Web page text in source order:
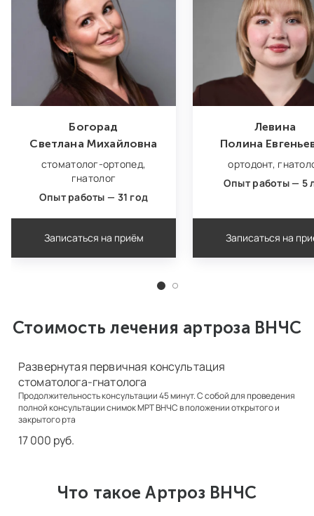
Богорад
Светлана Михайловна
стоматолог‑ортопед,
гнатолог
Опыт работы — 31 год
Записаться на приём
Левина
Полина
ортодонт,
Опыт работы — 5
Записаться на
Стоимость лечения артроза ВНЧС
Развернутая первичная консультация
стоматолога-гнатолога
Продолжительность консультации 45 минут. С собой для проведения
полной консультации снимок МРТ ВНЧС в положении открытого и
закрытого рта
17 000 руб.
Что такое Артроз ВНЧС